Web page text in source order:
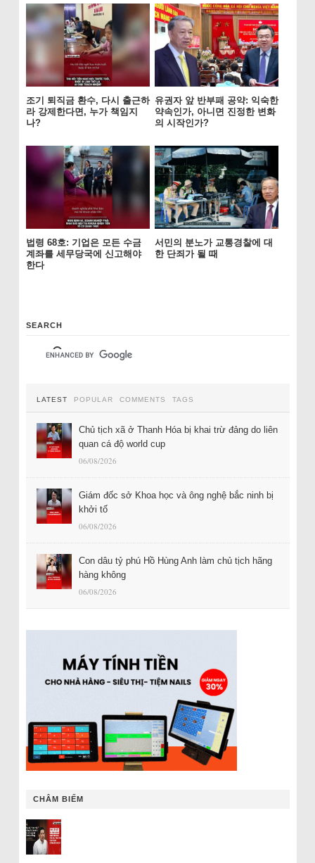
조기 퇴직금 환수, 다시 출근하
라 강제한다면, 누가 책임지
나?
유권자 앞 반부패 공약: 익숙한
약속인가, 아니면 진정한 변화
의 시작인가?
법령 68호: 기업은 모든 수금
계좌를 세무당국에 신고해야
한다
서민의 분노가 교통경찰에 대
한 단죄가 될 때
SEARCH
LATEST POPULAR COMMENTS TAGS
Chủ tịch xã ở Thanh Hóa bị khai trừ đảng do liên
quan cá độ world cup
06/08/2026
Giám đốc sở Khoa học và ông nghệ bắc ninh bị
khởi tố
06/08/2026
Con dâu tỷ phú Hồ Hùng Anh làm chủ tịch hãng
hàng không
06/08/2026
CHÂM BIẾM